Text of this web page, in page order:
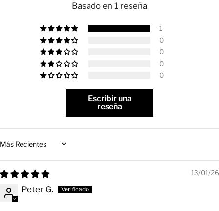
Basado en 1 reseña
1
0
0
0
0
Escribir una
reseña
Sort by
13/01/26
Peter G.